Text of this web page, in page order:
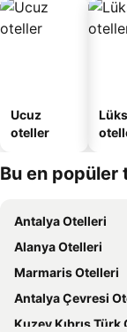
Ucuz
oteller
Lüks
Bu en popüler
Antalya Otelleri
Alanya Otelleri
Marmaris Otelleri
Antalya Çevresi
Kuzey Kıbrıs Türk